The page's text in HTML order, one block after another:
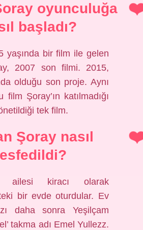
oyunculuğa
başladı?
yaşında bir film ile gelen
2007 son filmi. 2015,
olduğu son proje. Aynı
Şoray’ın katılmadığı
tek film.
Şoray nasıl
ailesi kiracı olarak
bir evde oturdular. Ev
daha sonra Yeşilçam
takma adı Emel Yullezz.